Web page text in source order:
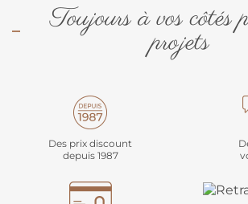
Toujours à vos côtés
projets
Des prix discount
depuis 1987